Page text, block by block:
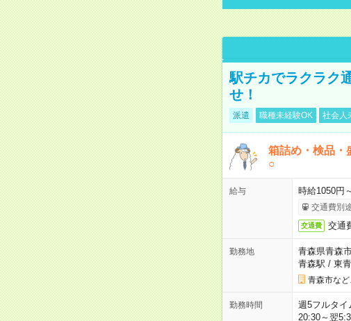
駅チカでラクラク
せ！
派遣 職種未経験OK 社会人
箱詰め・検品・
○
給与 時給1050円
交通費別
交通費 交通
勤務地
青森県青森
青森駅 / 東
青森市な
勤務時間
週5フルタイ
20:30～翌